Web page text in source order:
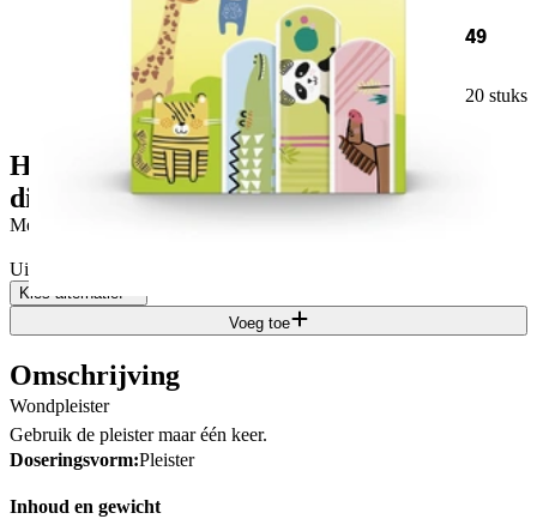
49
20 stuks
Hansaplast Kinderpleisters met
dierenmotief
Medisch hulpmiddel
Uit het assortiment
Kies alternatief
Voeg toe
Omschrijving
Wondpleister
Gebruik de pleister maar één keer.
Doseringsvorm:Pleister
Inhoud en gewicht